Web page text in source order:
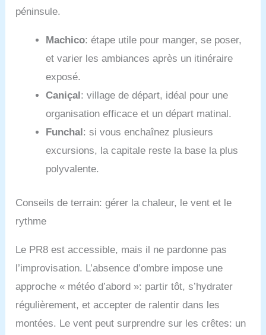
péninsule.
Machico: étape utile pour manger, se poser,
et varier les ambiances après un itinéraire
exposé.
Caniçal : village de départ, idéal pour une
organisation efficace et un départ matinal.
Funchal : si vous enchaînez plusieurs
excursions, la capitale reste la base la plus
polyvalente.
Conseils de terrain: gérer la chaleur, le vent et le
rythme
Le PR8 est accessible, mais il ne pardonne pas
l’improvisation. L’absence d’ombre impose une
approche « météo d’abord »: partir tôt, s’hydrater
régulièrement, et accepter de ralentir dans les
montées. Le vent peut surprendre sur les crêtes: un